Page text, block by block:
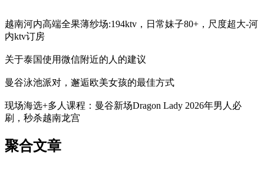
越南河内高端全果薄纱场:194ktv，日常妹子80+，尺度超大-河
内ktv订房
关于泰国使用微信附近的人的建议
曼谷泳池派对，邂逅欧美女孩的最佳方式
现场海选+多人课程：曼谷新场Dragon Lady 2026年男人必
刷，秒杀越南龙宫
聚合文章